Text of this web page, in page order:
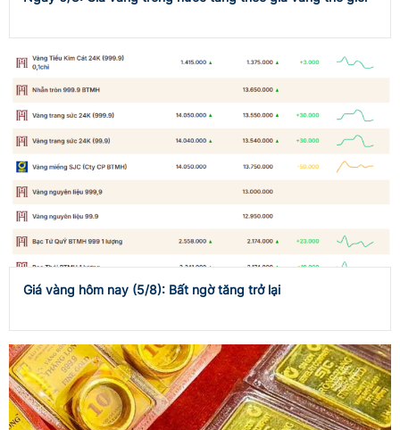
Giá vàng hôm nay (5/8): Bất ngờ tăng trở lại